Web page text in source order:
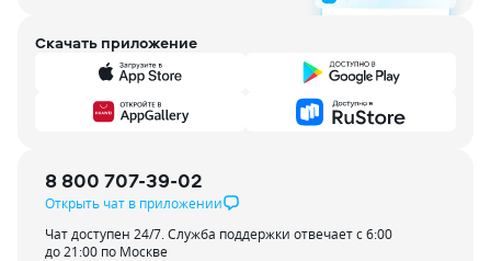
Скачать приложение
8 800 707-39-02
Открыть чат в приложении
Чат доступен 24/7. Служба поддержки отвечает с 6:00
до 21:00 по Москве